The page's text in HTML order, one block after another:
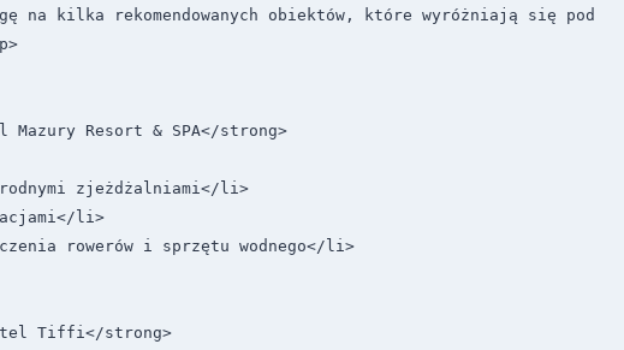
na kilka rekomendowanych obiektów, które wyróżniają się pod
Resort & SPA</strong>
zjeżdżalniami</li>
li>
rowerów i sprzętu wodnego</li>
Tiffi</strong>